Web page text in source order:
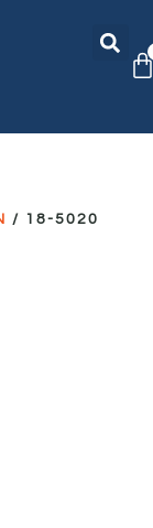
/ 18-5020